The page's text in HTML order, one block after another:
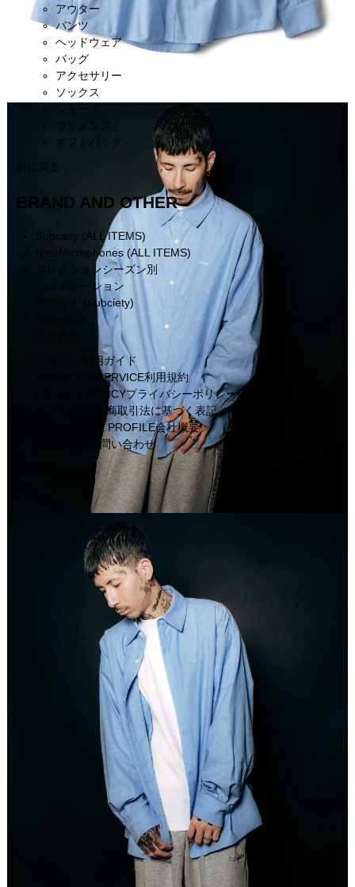
アウター
パンツ
ヘッドウェア
バッグ
アクセサリー
ソックス
シューズ
ウィメンズ
ギフトバッグ
前に戻る
BRAND AND OTHER
Subciety (ALL ITEMS)
NineMicrophones (ALL ITEMS)
コレクションシーズン別
コラボレーション
スポット (Subciety)
ご利用ガイド
TERMS OF SERVICE利用規約
PRIVACY POLICYプライバシーポリシー
特定商取引法に基づく表記
CORPORATE PROFILE会社概要
お問い合わせ